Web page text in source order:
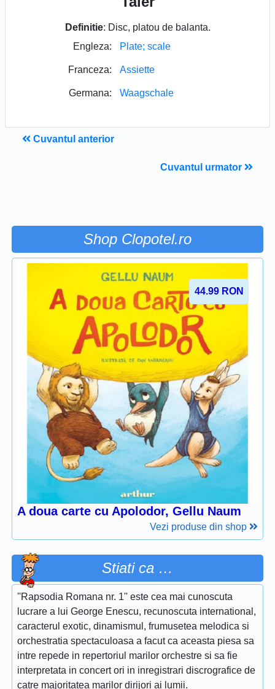
Definitie: Disc, platou de balanta.
Engleza:
Plate; scale
Franceza: Assiette
Germana: Waagschale
Cuvantul anterior
Cuvantul urmator
Shop Clopotel.ro
44.99 RON
A doua carte cu Apolodor, Gellu Naum
Vezi produse din shop
Stiati ca …
''Rapsodia Romana nr. 1'' este cea mai cunoscuta
lucrare a lui George Enescu, recunoscuta international,
caracterul exotic, dinamismul, frumusetea melodica si
orchestratia spectaculoasa a facut ca aceasta piesa sa
intre repede in repertoriul marilor orchestre si sa fie
interpretata in concert ori in inregistrari discrografice de
catre majoritatea marilor dirijori ai lumii.